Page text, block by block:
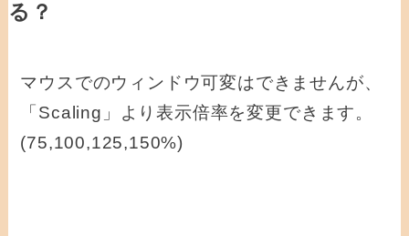
る？
マウスでのウィンドウ可変はできませんが、
「Scaling」より表示倍率を変更できます。
(75,100,125,150%)